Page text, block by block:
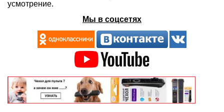
усмотрение.
Мы в соцсетях